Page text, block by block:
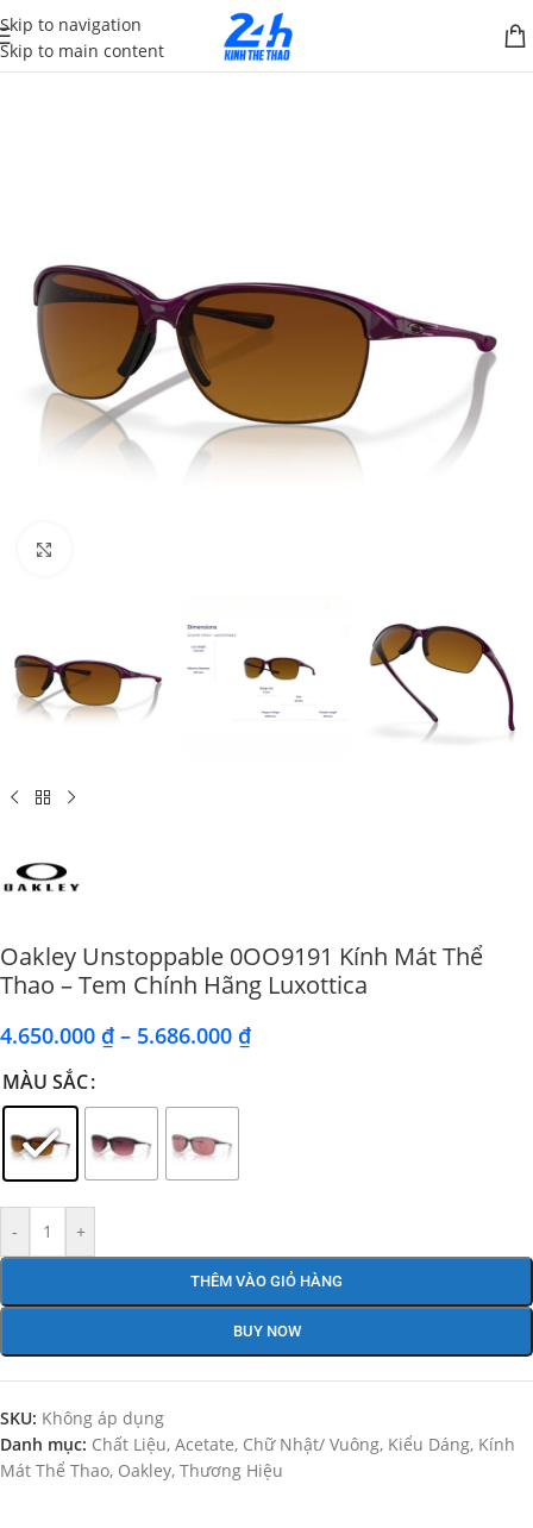
Skip to navigation
Skip to main content
Oakley Unstoppable 0OO9191 Kính Mát Thể
Thao – Tem Chính Hãng Luxottica
4.650.000 ₫ – 5.686.000 ₫
MÀU SẮC
- +
THÊM VÀO GIỎ HÀNG
BUY NOW
SKU: Không áp dụng
Danh mục: Chất Liệu, Acetate, Chữ Nhật/ Vuông, Kiểu Dáng, Kính
Mát Thể Thao, Oakley, Thương Hiệu